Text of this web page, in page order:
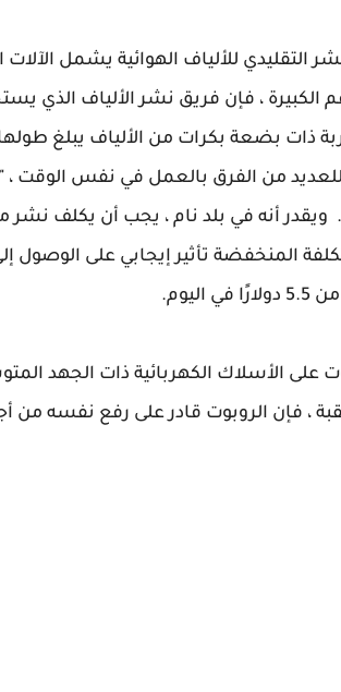
التقليدي للألياف الهوائية يشمل الآلات
الكبيرة ، فإن فريق نشر الألياف
ذات بضعة بكرات من الألياف يبلغ
من الفرق بالعمل في نفس الوقت
المنخفضة تأثير إيجابي على الوصول
على الأسلاك الكهربائية ذات الجهد
، فإن الروبوت قادر على رفع نفسه من